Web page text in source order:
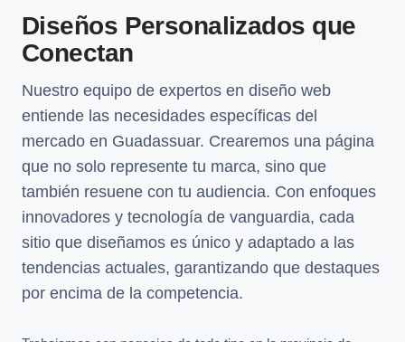
Diseños Personalizados que
Conectan
Nuestro equipo de expertos en diseño web
entiende las necesidades específicas del
mercado en Guadassuar. Crearemos una página
que no solo represente tu marca, sino que
también resuene con tu audiencia. Con enfoques
innovadores y tecnología de vanguardia, cada
sitio que diseñamos es único y adaptado a las
tendencias actuales, garantizando que destaques
por encima de la competencia.